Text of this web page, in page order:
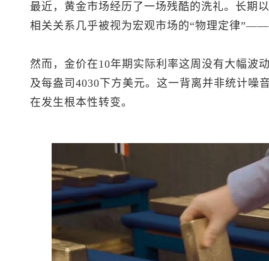
最近，黄金市场经历了一场残酷的洗礼。长期
相关关系几乎被视为宏观市场的“物理定律
然而，金价在10年期实际利率这周没有大幅波
及每盎司4030下方美元。这一背离并非统计噪
在发生根本性转变。